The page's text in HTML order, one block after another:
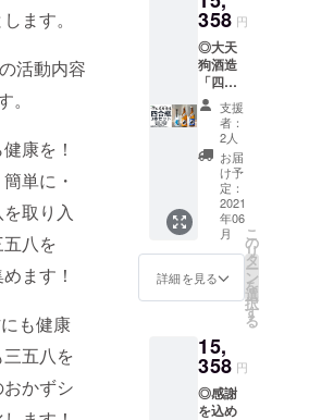
ます。
活動内容
康を！
単に・
取り入
八を
ます！
も健康
五八を
かずシ
よる変
更はご
対応い
たしま
す。備
考欄に
ご記入
くださ
い。 ※
新米の
リター
ンは
2021年
11月か
お届け
を開始
す。
たしま
考欄に
ご記入
くださ
い。 ※
リター
ンは
2021年
6月から
順次お
届けを
開始し
ていき
ます。
」様
「フー
ドバン
ク郡山
そっと
ね」様
「こど
も食堂
コスモ
ス」様
「ここ
ろ食
堂」様
へ寄付
するお
米に代
す。 お
米を必
れてい
る方
358 円
◎大天
狗酒造
「四合
瓶3本
セッ
ト」
（大天
狗 特
別純米
／大天
狗 純
米吟醸
／もと
みや
吟醸）
た御礼
のお手
紙
◎358研
究会
支援
者：
2人
お届
け予
定：
2021
年06
月
詳細を見る
こ
の
リ
タ
ー
ン
を
選
択
す
る
15,
358 円
◎感謝
を込め